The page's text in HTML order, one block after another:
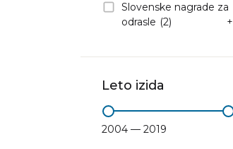
Slovenske nagrade za
odrasle (2) +
Leto izida
2004 — 2019